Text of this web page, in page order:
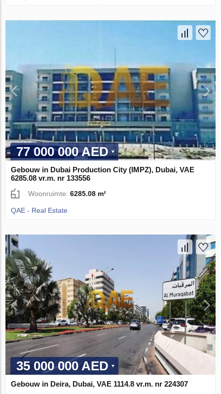
77 000 000 AED
Gebouw in Dubai Production City (IMPZ), Dubai, VAE
6285.08 vr.m. nr 133556
Woonruimte:6285.08 m²
QAE - Real Estate
35 000 000 AED
Gebouw in Deira, Dubai, VAE 1114.8 vr.m. nr 224307